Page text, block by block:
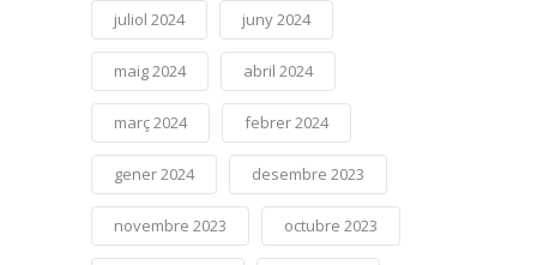
juliol 2024 juny 2024
maig 2024 abril 2024
març 2024 febrer 2024
gener 2024 desembre 2023
novembre 2023 octubre 2023